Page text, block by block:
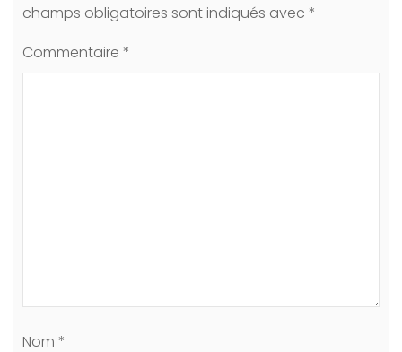
champs obligatoires sont indiqués avec *
Commentaire *
Nom *